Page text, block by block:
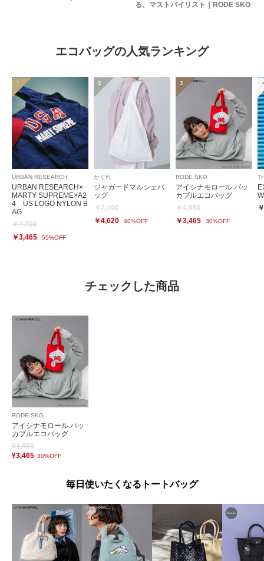
る、マストバイリスト｜RODE SKO
エコバッグの人気ランキング
1
URBAN RESEARCH
URBAN RESEARCH×
MARTY SUPREME×A2
4 US LOGO NYLON B
AG
￥7,700
￥3,465
55%OFF
2
かぐれ
ジャガードマルシェバ
ッグ
￥7,700
￥4,620
40%OFF
3
RODE SKO
アイシナモロール パッ
カブルエコバッグ
￥4,950
￥3,465
30%OFF
チェックした商品
RODE SKO
アイシナモロール パッ
カブルエコバッグ
¥4,950
¥3,465 30%OFF
毎日使いたくなるトートバッグ